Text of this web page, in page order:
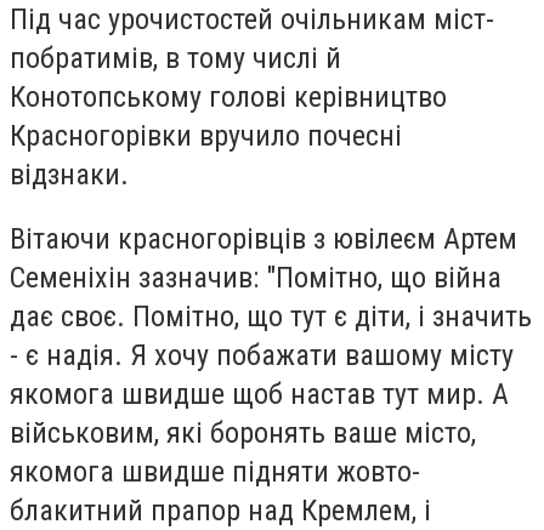
Під час урочистостей очільникам міст-
побратимів, в тому числі й
Конотопському голові керівництво
Красногорівки вручило почесні
відзнаки.
Вітаючи красногорівців з ювілеєм Артем
Семеніхін зазначив: "Помітно, що війна
дає своє. Помітно, що тут є діти, і значить
- є надія. Я хочу побажати вашому місту
якомога швидше щоб настав тут мир. А
військовим, які боронять ваше місто,
якомога швидше підняти жовто-
блакитний прапор над Кремлем, і